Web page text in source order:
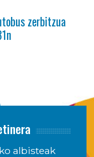
zerbitzua
albisteak